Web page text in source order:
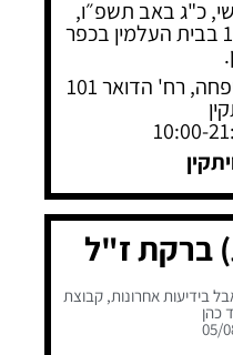
כ"ג באב תשפ״ו,
06.08.2026 בשעה 18:00 בבית העלמין בכפר
יושבים שבעה בבית המשפחה, רח' הדואר 101
ברקת ז"ל
בידיעות אחרונות,קבוצת
כהן
05/